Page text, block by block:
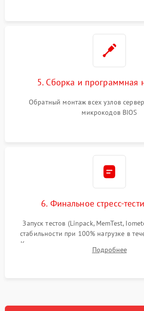
5. Сборка и программная
Обратный монтаж всех узлов
микрокодов BIOS
6. Финальное стресс-
Запуск тестов (Linpack, MemTest,
стабильности при 100% нагрузке в
Контроль температурных режимов,
троттлинга и подготовка
Подробнее